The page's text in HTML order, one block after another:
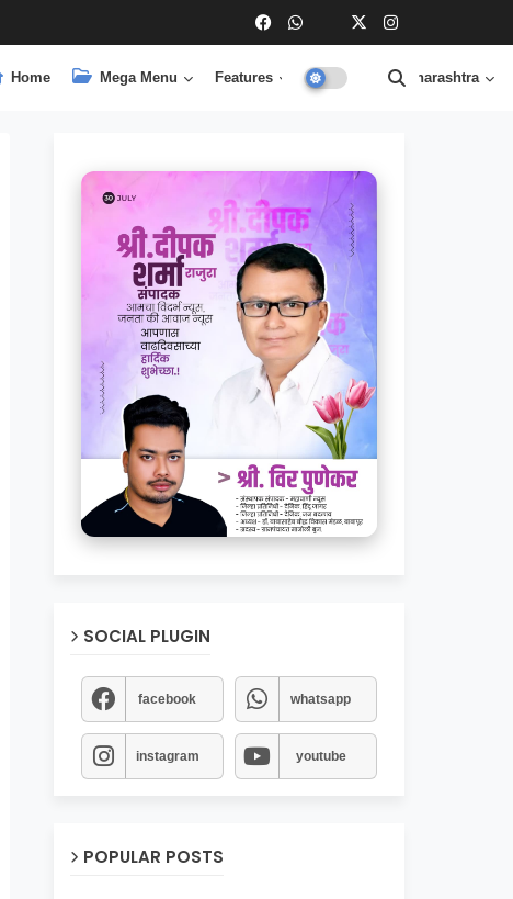
Home Mega Menu Features Central Maharashtra
SOCIAL PLUGIN
facebook whatsapp
instagram youtube
POPULAR POSTS